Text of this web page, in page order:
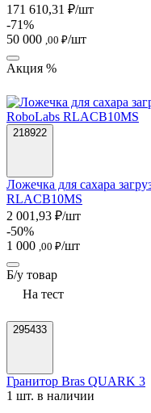
171 610,31 ₽/шт
-71%
50 000 ,00 ₽/шт
Акция %
218922
Ложечка для сахара
RLACB10MS
2 001,93 ₽/шт
-50%
1 000 ,00 ₽/шт
Б/у товар
На тест
295433
Гранитор Bras QUARK 3
1 шт. в наличии